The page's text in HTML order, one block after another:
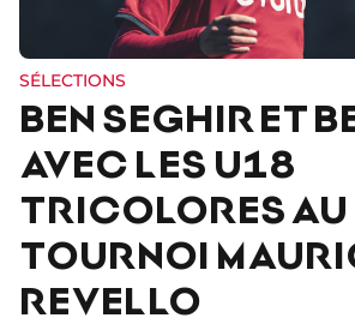
SÉLECTIONS
BEN SEGHIR ET
AVEC LES U18
TRICOLORES AU
TOURNOI
REVELLO